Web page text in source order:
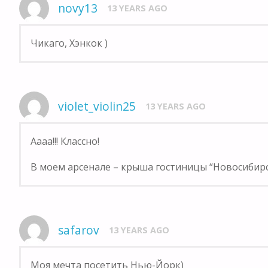
novy13 13 YEARS AGO
Чикаго, Хэнкок )
violet_violin25 13 YEARS AGO
Аааа!!! Классно!
В моем арсенале – крыша гостиницы
safarov 13 YEARS AGO
Моя мечта посетить Нью-Йорк)